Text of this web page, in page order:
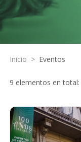
Inicio > Eventos
9 elementos en total: